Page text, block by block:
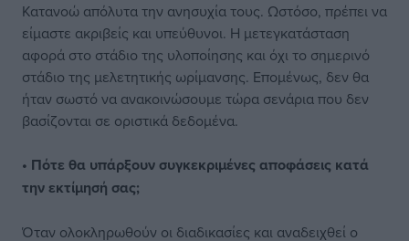
Κατανοώ απόλυτα την ανησυχία τους. Ωστόσο, πρέπει να
είμαστε ακριβείς και υπεύθυνοι. Η μετεγκατάσταση
αφορά στο στάδιο της υλοποίησης και όχι το σημερινό
στάδιο της μελετητικής ωρίμανσης. Επομένως, δεν θα
ήταν σωστό να ανακοινώσουμε τώρα σενάρια που δεν
βασίζονται σε οριστικά δεδομένα.
• Πότε θα υπάρξουν συγκεκριμένες αποφάσεις κατά
την εκτίμησή σας;
Όταν ολοκληρωθούν οι διαδικασίες και αναδειχθεί ο